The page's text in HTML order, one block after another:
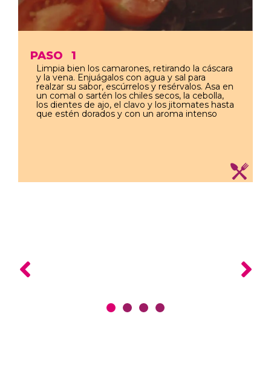
PASO 1
Limpia bien los camarones, retirando la cáscara
y la vena. Enjuágalos con agua y sal para
realzar su sabor, escúrrelos y resérvalos. Asa en
un comal o sartén los chiles secos, la cebolla,
los dientes de ajo, el clavo y los jitomates hasta
que estén dorados y con un aroma intenso